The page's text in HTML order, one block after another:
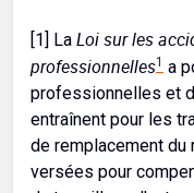
[1] La Loi sur les
professionnelles1 a
professionnelles et
entraînent pour les
de remplacement du
versées pour